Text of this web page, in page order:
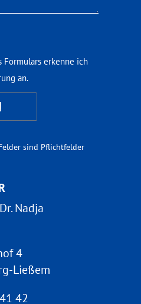
Formulars erkenne ich
an.
sind Pflichtfelder
Nadja
4
Ließem
42